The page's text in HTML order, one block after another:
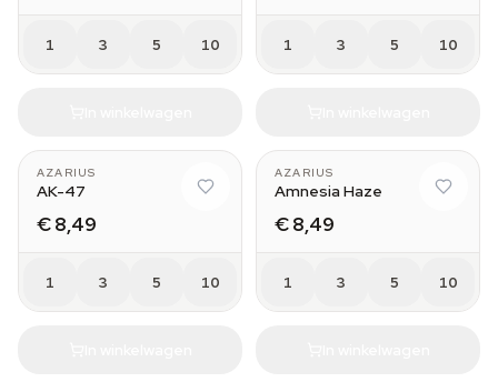
1 3 5 10 1 3 5 10
AZARIUS
AK-47
€ 8,49
1 3 5 10
AZARIUS
Amnesia Haze
€ 8,49
1 3 5 10